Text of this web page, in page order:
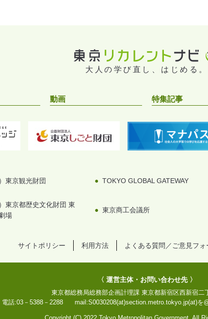
大人の学び直し、はじめる。
動画 特集記事
東京観光財団 TOKYO GLOBAL GATEWAY
東京都歴史文化財団 東
場
東京商工会議所
サイトポリシー 利用方法 よくある質問／ご意見フォ
〈 運営主体・お問い合わせ先 〉
東京都総務局総務部企画計理課 東京都新宿区西新宿二
電話:03－5388－2288 mail:S0030208(at)section.metro.tokyo.jp(at)を